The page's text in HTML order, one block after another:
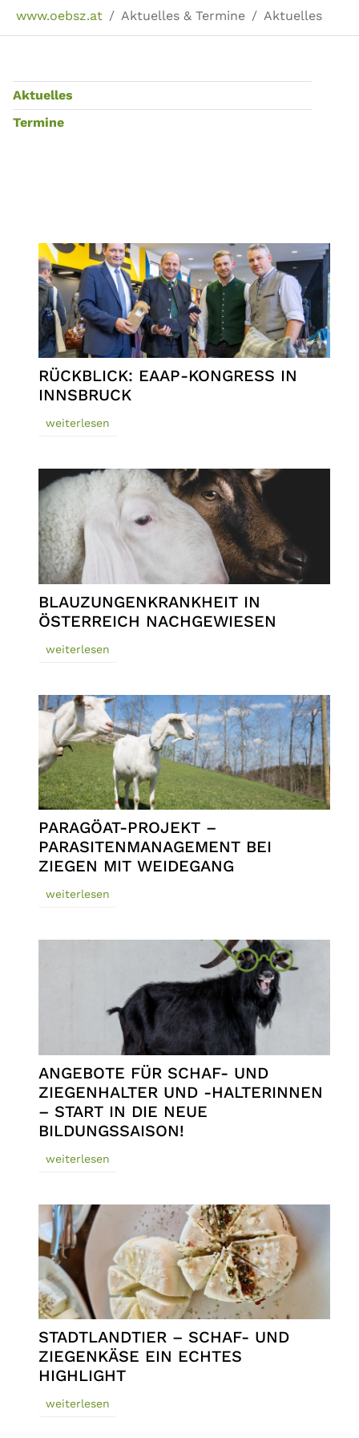
www.oebsz.at Aktuelles & Termine Aktuelles
Aktuelles
Termine
RÜCKBLICK: EAAP-KONGRESS IN
INNSBRUCK
weiterlesen
BLAUZUNGENKRANKHEIT IN
ÖSTERREICH NACHGEWIESEN
weiterlesen
PARAGÖAT-PROJEKT –
PARASITENMANAGEMENT BEI
ZIEGEN MIT WEIDEGANG
weiterlesen
ANGEBOTE FÜR SCHAF- UND
ZIEGENHALTER UND -HALTERINNEN
– START IN DIE NEUE
BILDUNGSSAISON!
weiterlesen
STADTLANDTIER – SCHAF- UND
ZIEGENKÄSE EIN ECHTES
HIGHLIGHT
weiterlesen